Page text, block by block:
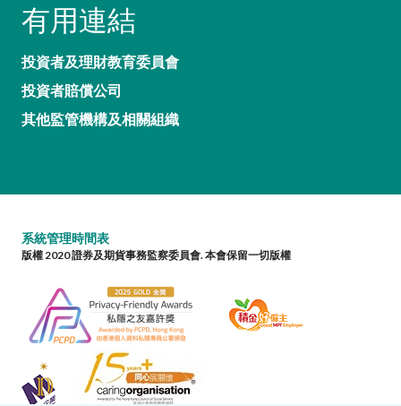
有用連結
投資者及理財教育委員會
投資者賠償公司
其他監管機構及相關組織
系統管理時間表
版權 2020 證券及期貨事務監察委員會. 本會保留一切版權